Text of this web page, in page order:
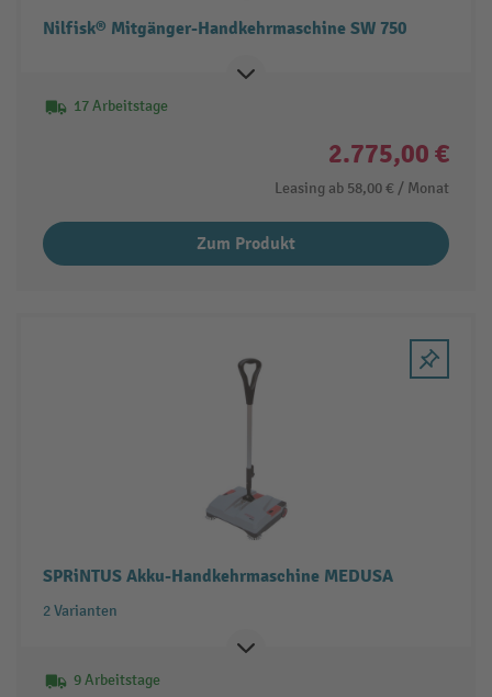
Nilfisk® Mitgänger-Handkehrmaschine SW 750
17 Arbeitstage
2.775,00 €
Leasing ab 58,00 € / Monat
Zum Produkt
SPRiNTUS Akku-Handkehrmaschine MEDUSA
2 Varianten
9 Arbeitstage